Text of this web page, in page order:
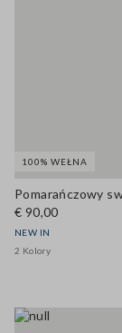
100% WEŁNA
€ 90,00
NEW IN
2 Kolory